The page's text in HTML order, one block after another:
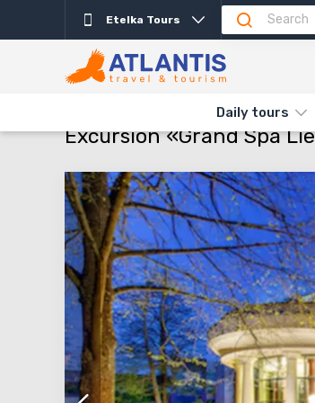
Etelka Tours
Daily tours
TYPES AND DIRECTIONS
Excursion «Grand Spa
Description Important